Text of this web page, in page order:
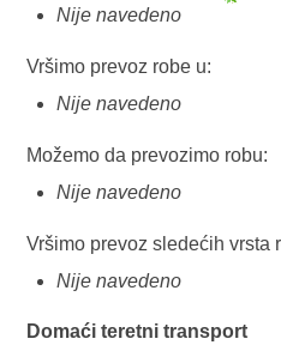
Nije navedeno
Vršimo prevoz robe u:
Nije navedeno
Možemo da prevozimo robu:
Nije navedeno
Vršimo prevoz sledećih vrsta
Nije navedeno
Domaći teretni transport